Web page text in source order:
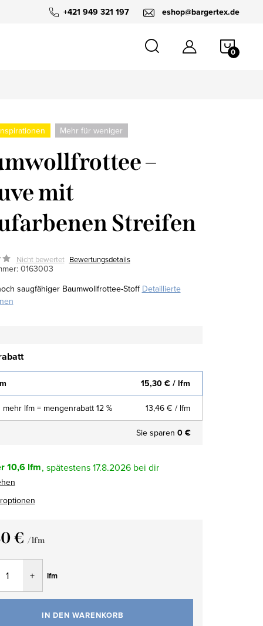
+421 949 321 197 eshop@bargertex.de
Mehr für weniger
–
mit
Streifen
Nicht bewertet Bewertungsdetails
0163003
saugfähiger Baumwollfrottee-Stoff Detaillierte
15,30 €/ lfm
lfm = mengenrabatt 12 % 13,46 € / lfm
Sie sparen 0 €
10,6 lfm 17.8.2026
€ / lfm
lfm
IN DEN WARENKORB